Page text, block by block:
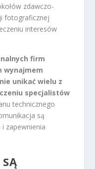
zdawczo-
fotograficznej
interesów
firm
wynajmem
unikać wielu z
specjalistów
technicznego
są
zapewnienia